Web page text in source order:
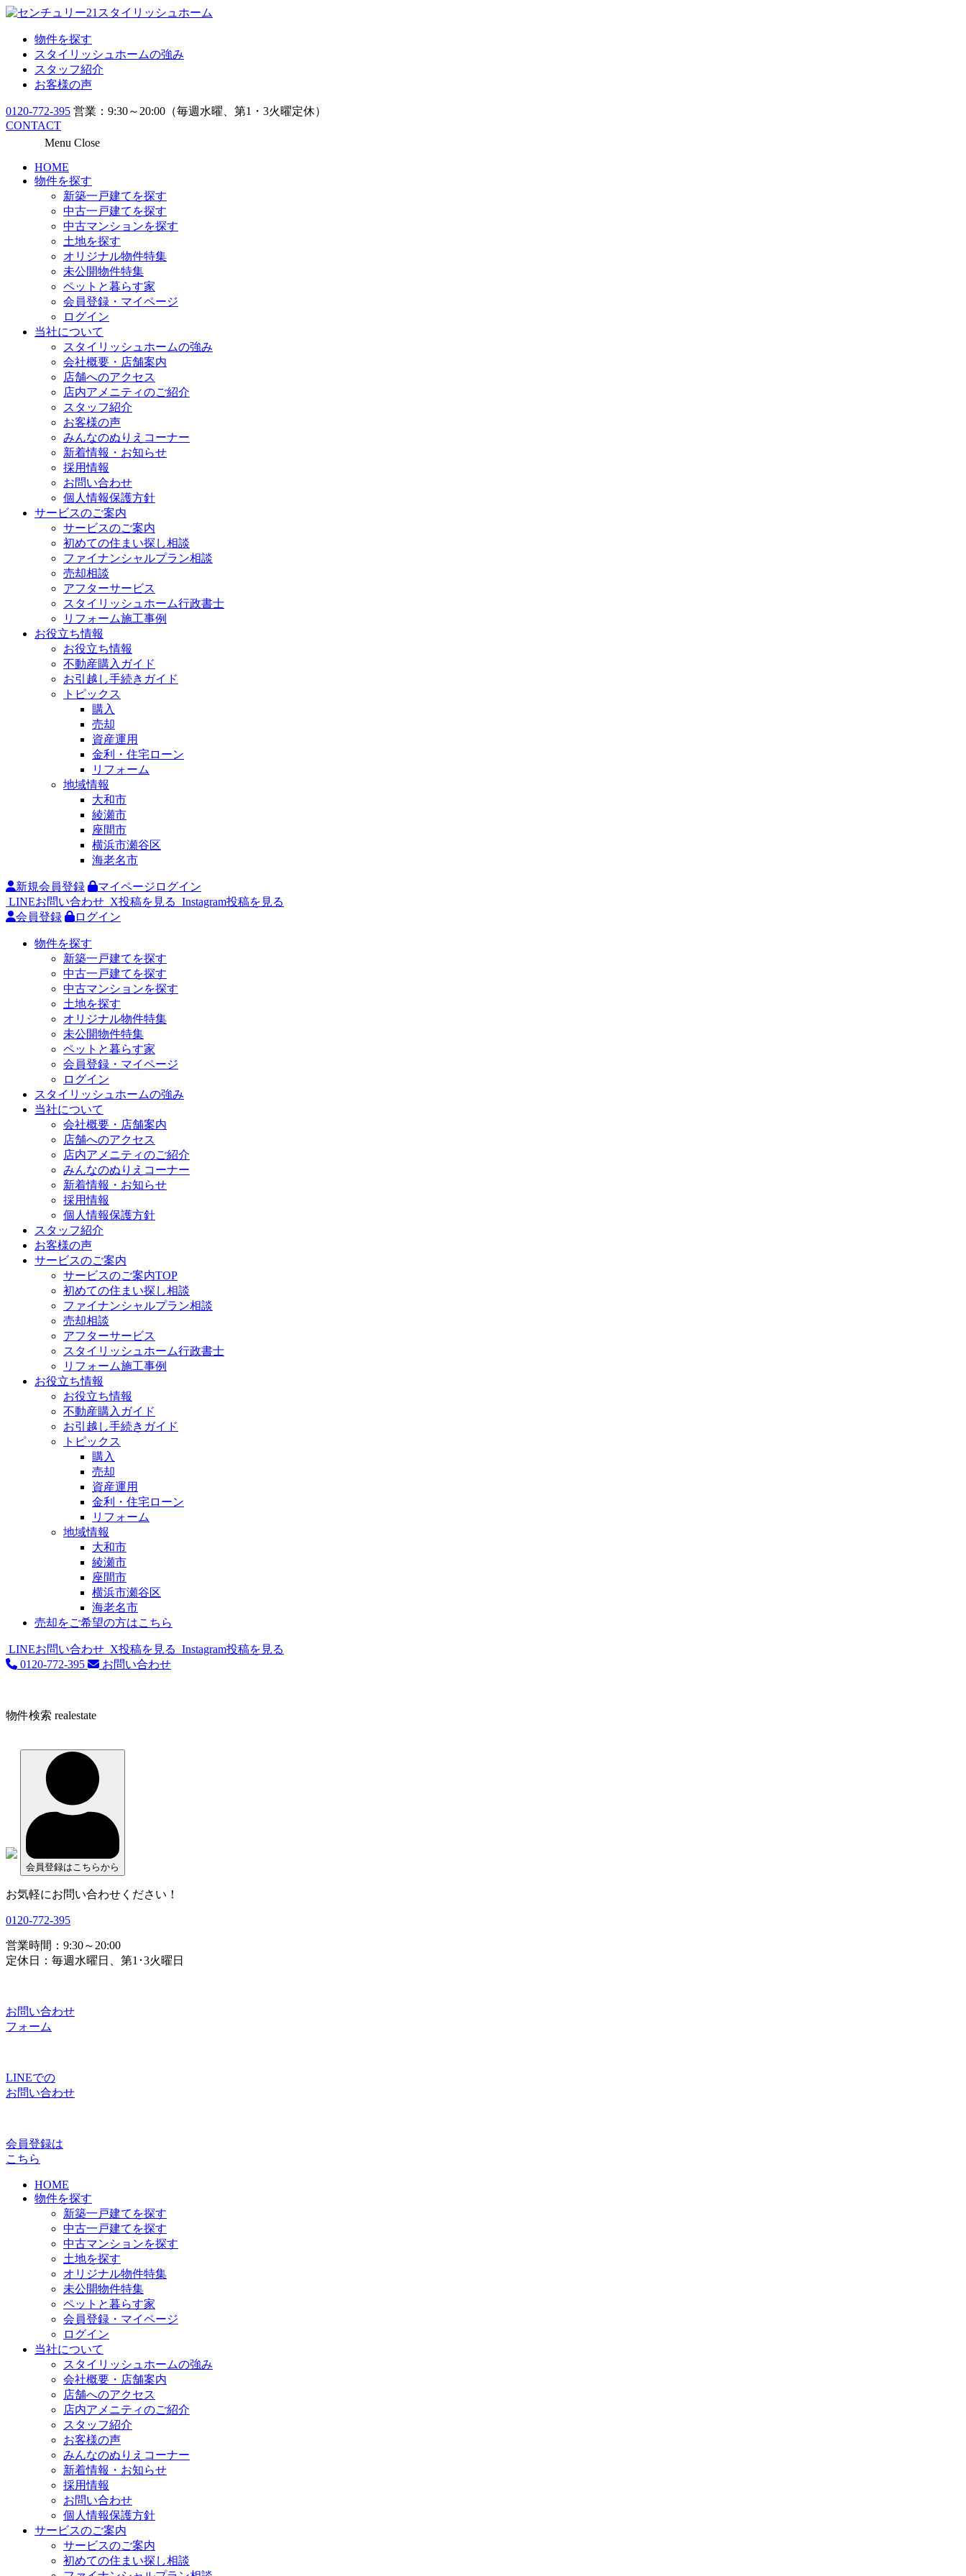
物件を探す
スタイリッシュホームの強み
スタッフ紹介
お客様の声
0120-772-395 営業：9:30～20:00（毎週水曜、第1・3火曜定休）
CONTACT
Menu Close
HOME
物件を探す
新築一戸建てを探す
中古一戸建てを探す
中古マンションを探す
土地を探す
オリジナル物件特集
未公開物件特集
ペットと暮らす家
会員登録・マイページ
ログイン
当社について
スタイリッシュホームの強み
会社概要・店舗案内
店舗へのアクセス
店内アメニティのご紹介
スタッフ紹介
お客様の声
みんなのぬりえコーナー
新着情報・お知らせ
採用情報
お問い合わせ
個人情報保護方針
サービスのご案内
サービスのご案内
初めての住まい探し相談
ファイナンシャルプラン相談
売却相談
アフターサービス
スタイリッシュホーム行政書士
リフォーム施工事例
お役立ち情報
お役立ち情報
不動産購入ガイド
お引越し手続きガイド
トピックス
購入
売却
資産運用
金利・住宅ローン
リフォーム
地域情報
大和市
綾瀬市
座間市
横浜市瀬谷区
海老名市
新規会員登録
マイページログイン
LINEお問い合わせ X投稿を見る Instagram投稿を見る
会員登録
ログイン
物件を探す
新築一戸建てを探す
中古一戸建てを探す
中古マンションを探す
土地を探す
オリジナル物件特集
未公開物件特集
ペットと暮らす家
会員登録・マイページ
ログイン
スタイリッシュホームの強み
当社について
会社概要・店舗案内
店舗へのアクセス
店内アメニティのご紹介
みんなのぬりえコーナー
新着情報・お知らせ
採用情報
個人情報保護方針
スタッフ紹介
お客様の声
サービスのご案内
サービスのご案内TOP
初めての住まい探し相談
ファイナンシャルプラン相談
売却相談
アフターサービス
スタイリッシュホーム行政書士
リフォーム施工事例
お役立ち情報
お役立ち情報
不動産購入ガイド
お引越し手続きガイド
トピックス
購入
売却
資産運用
金利・住宅ローン
リフォーム
地域情報
大和市
綾瀬市
座間市
横浜市瀬谷区
海老名市
売却をご希望の方はこちら
LINEお問い合わせ X投稿を見る Instagram投稿を見る
0120-772-395
お問い合わせ
物件検索 realestate
会員登録はこちらから
お気軽にお問い合わせください！
0120-772-395
営業時間：9:30～20:00
定休日：毎週水曜日、第1･3火曜日
お問い合わせ
フォーム
LINEでの
お問い合わせ
会員登録は
こちら
HOME
物件を探す
新築一戸建てを探す
中古一戸建てを探す
中古マンションを探す
土地を探す
オリジナル物件特集
未公開物件特集
ペットと暮らす家
会員登録・マイページ
ログイン
当社について
スタイリッシュホームの強み
会社概要・店舗案内
店舗へのアクセス
店内アメニティのご紹介
スタッフ紹介
お客様の声
みんなのぬりえコーナー
新着情報・お知らせ
採用情報
お問い合わせ
個人情報保護方針
サービスのご案内
サービスのご案内
初めての住まい探し相談